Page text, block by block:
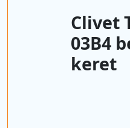
Clivet
03B4
keret